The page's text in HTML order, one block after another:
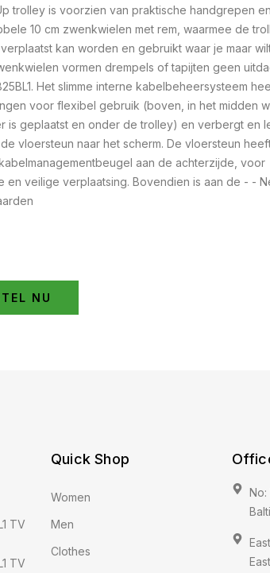
trolley is voorzien van praktische handgrepen
10 cm zwenkwielen met rem, waarmee de
kan worden en gebruikt waar je maar
vormen drempels of tapijten geen
Het slimme interne kabelbeheersysteem
voor flexibel gebruik (boven, in het midden
is geplaatst en onder de trolley) en verbergt en
vloersteun naar het scherm. De vloersteun
aan de achterzijde, voor
en veilige verplaatsing. Bovendien is aan de - -
NU
TV
TV
Quick Shop
Women
Men
Clothes
No: